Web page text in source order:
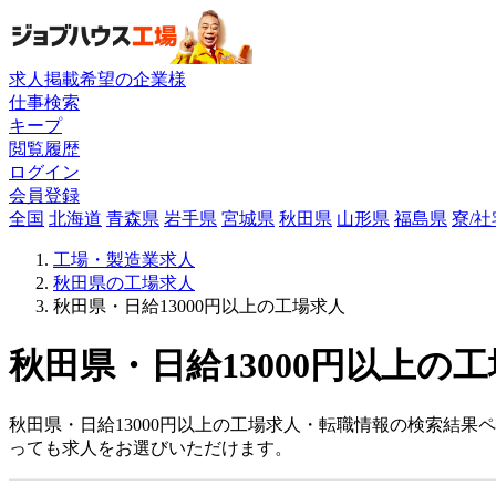
求人掲載希望の企業様
仕事検索
キープ
閲覧履歴
ログイン
会員登録
全国 北海道 青森県 岩手県 宮城県 秋田県 山形県 福島県 寮/社
工場・製造業求人
秋田県の工場求人
秋田県・日給13000円以上の工場求人
秋田県・日給13000円以上の
秋田県・日給13000円以上の工場求人・転職情報の検索結果
っても求人をお選びいただけます。